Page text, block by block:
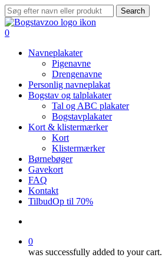
Skip
to
main
Search
Close
Search
search
0
Navneplakater
Pigenavne
Drengenavne
Personlig navneplakat
Bogstav og talplakater
Tal og ABC plakater
Bogstavplakater
Kort & klistermærker
Kort
Klistermærker
Børnebøger
Gavekort
FAQ
Kontakt
TilbudOp til 70%
0
was successfully added to your cart.